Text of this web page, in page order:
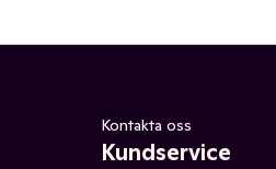
Kontakta oss
Kundservice